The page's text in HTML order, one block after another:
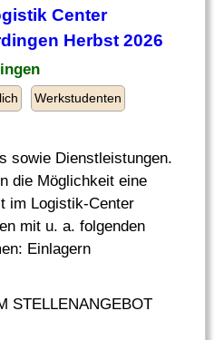
Center
Herbst 2026
Werkstudenten
sowie Dienstleistungen.
die Möglichkeit eine
im Logistik-Center
mit u. a. folgenden
Einlagern
STELLENANGEBOT